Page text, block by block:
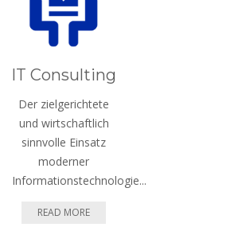
IT Consulting
Der zielgerichtete
und wirtschaftlich
sinnvolle Einsatz
moderner
Informationstechnologie...
READ MORE